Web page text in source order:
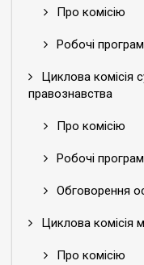
Про комісію
Робочі
Циклова комісія
правознавства
Про комісію
Робочі
Обговорення
Циклова комісія
Про комісію